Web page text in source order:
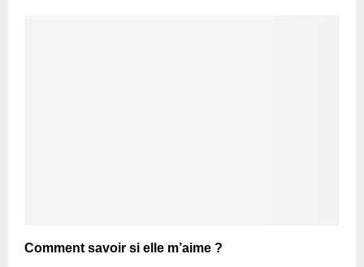
Comment savoir si elle m’aime ?